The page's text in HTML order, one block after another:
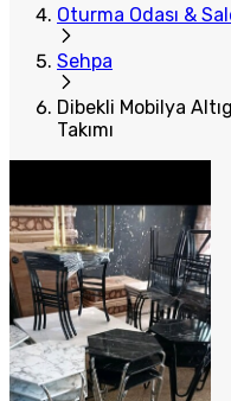
Oturma Odası &
Sehpa
Dibekli Mobilya
Takımı